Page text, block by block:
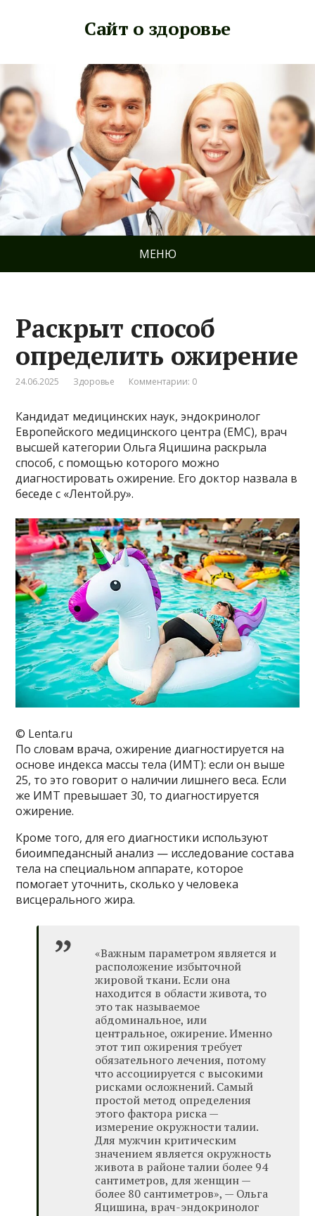
Сайт о здоровье
МЕНЮ
Раскрыт способ
определить ожирение
24.06.2025 Здоровье Комментарии: 0
Кандидат медицинских наук, эндокринолог
Европейского медицинского центра (ЕМС), врач
высшей категории Ольга Яцишина раскрыла
способ, с помощью которого можно
диагностировать ожирение. Его доктор назвала в
беседе с «Лентой.ру».
© Lenta.ru
По словам врача, ожирение диагностируется на
основе индекса массы тела (ИМТ): если он выше
25, то это говорит о наличии лишнего веса. Если
же ИМТ превышает 30, то диагностируется
ожирение.
Кроме того, для его диагностики используют
биоимпедансный анализ — исследование состава
тела на специальном аппарате, которое
помогает уточнить, сколько у человека
висцерального жира.
«Важным параметром является и
расположение избыточной
жировой ткани. Если она
находится в области живота, то
это так называемое
абдоминальное, или
центральное, ожирение. Именно
этот тип ожирения требует
обязательного лечения, потому
что ассоциируется с высокими
рисками осложнений. Самый
простой метод определения
этого фактора риска —
измерение окружности талии.
Для мужчин критическим
значением является окружность
живота в районе талии более 94
сантиметров, для женщин —
более 80 сантиметров», — Ольга
Яцишина, врач-эндокринолог